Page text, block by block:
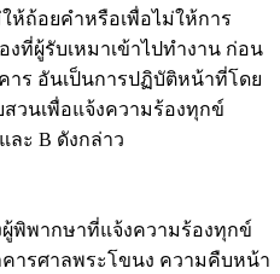
ถ้อยคำหรือเพื่อไม่ให้การ
ที่ผู้รับเหมาเข้าไปทำงาน ก่อน
ร อันเป็นการปฏิบัติหน้าที่โดย
วนเพื่อแจ้งความร้องทุกข์
ละ B ดังกล่าว
พิพากษาที่แจ้งความร้องทุกข์
ารศาลพระโขนง ความคืบหน้า